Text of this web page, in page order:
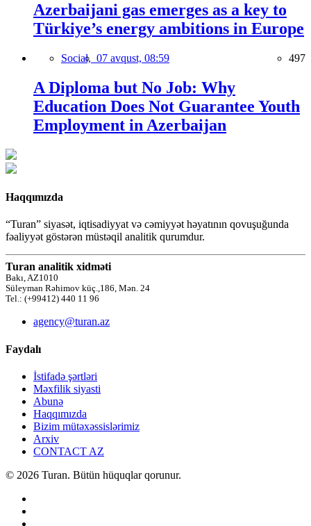
Azerbaijani gas emerges as a key to
Türkiye’s energy ambitions in Europe
Social, 07 avqust, 08:59 497
A Diploma but No Job: Why
Education Does Not Guarantee Youth
Employment in Azerbaijan
Haqqımızda
“Turan” siyasət, iqtisadiyyat və cəmiyyət həyatının qovuşuğunda
fəaliyyət göstərən müstəqil analitik qurumdur.
Turan analitik xidməti
Bakı, AZ1010
Süleyman Rəhimov küç.,186, Mən. 24
Tel.: (+99412) 440 11 96
agency@turan.az
Faydalı
İstifadə şərtləri
Məxfilik siyasti
Abunə
Haqqımızda
Bizim mütəxəssislərimiz
Arxiv
CONTACT AZ
© 2026 Turan. Bütün hüquqlar qorunur.